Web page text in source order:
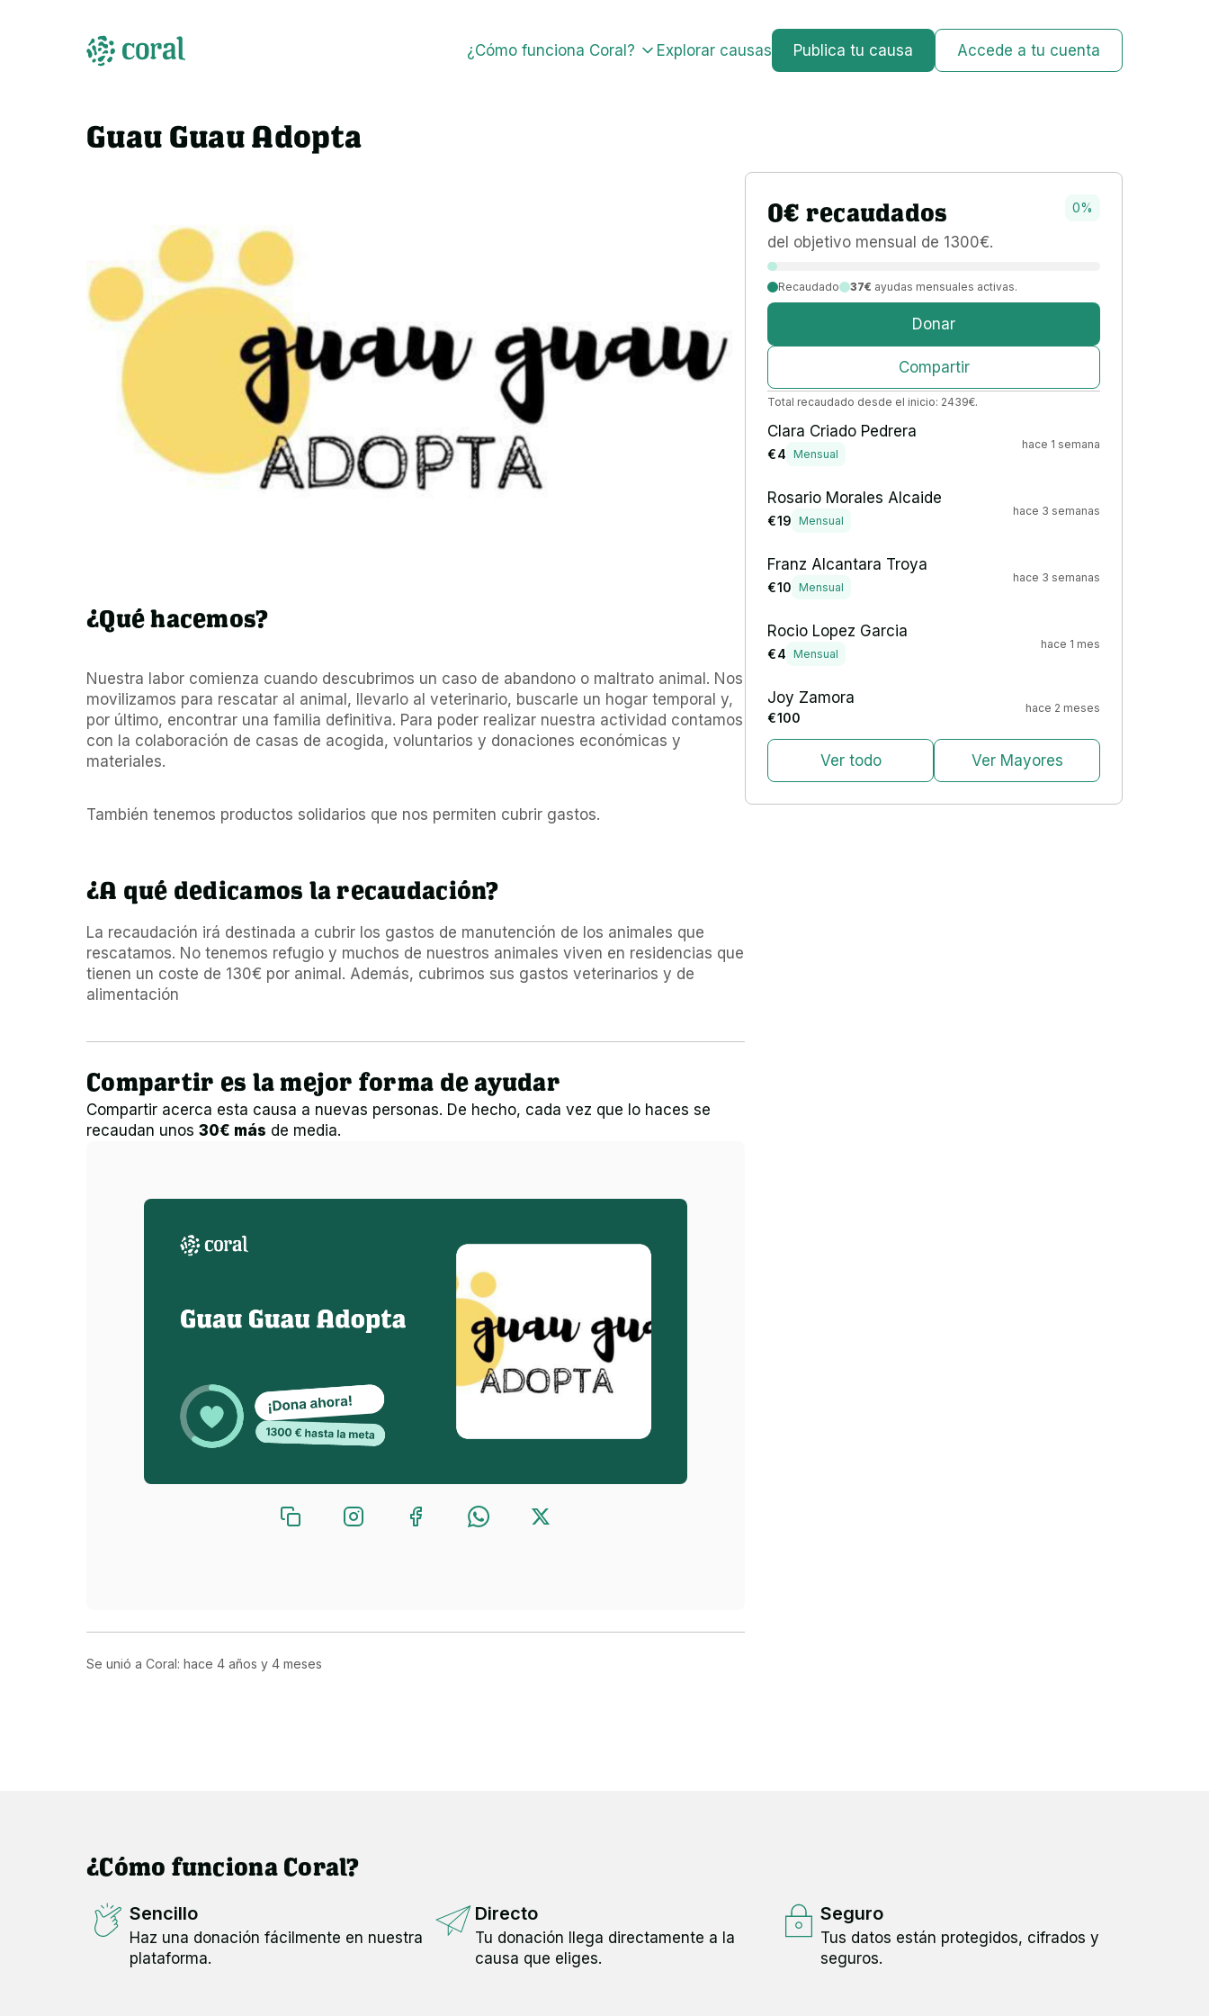
¿Cómo funciona Coral? Explorar causas Publica tu causa Accede a tu cuenta
Guau Guau Adopta
¿Qué hacemos?
Nuestra labor comienza cuando descubrimos un caso de abandono o maltrato animal. Nos
movilizamos para rescatar al animal, llevarlo al veterinario, buscarle un hogar temporal y,
por último, encontrar una familia definitiva. Para poder realizar nuestra actividad contamos
con la colaboración de casas de acogida, voluntarios y donaciones económicas y
materiales.
También tenemos productos solidarios que nos permiten cubrir gastos.
¿A qué dedicamos la recaudación?
La recaudación irá destinada a cubrir los gastos de manutención de los animales que
rescatamos. No tenemos refugio y muchos de nuestros animales viven en residencias que
tienen un coste de 130€ por animal. Además, cubrimos sus gastos veterinarios y de
alimentación
Compartir es la mejor forma de ayudar
Compartir acerca esta causa a nuevas personas. De hecho, cada vez que lo haces se
recaudan unos 30€ más de media.
Se unió a Coral: hace 4 años y 4 meses
0€ recaudados
del objetivo mensual de 1300€.
0%
Recaudado 37€ ayudas mensuales activas.
Donar
Compartir
Total recaudado desde el inicio: 2439€.
Clara Criado Pedrera
€ 4 Mensual
hace 1 semana
Rosario Morales Alcaide
€ 19 Mensual
hace 3 semanas
Franz Alcantara Troya
€ 10 Mensual
hace 3 semanas
Rocio Lopez Garcia
€ 4 Mensual
hace 1 mes
Joy Zamora
€ 100
hace 2 meses
Ver todo Ver Mayores
¿Cómo funciona Coral?
Sencillo
Haz una donación fácilmente en nuestra
plataforma.
Directo
Tu donación llega directamente a la
causa que eliges.
Seguro
Tus datos están protegidos, cifrados y
seguros.